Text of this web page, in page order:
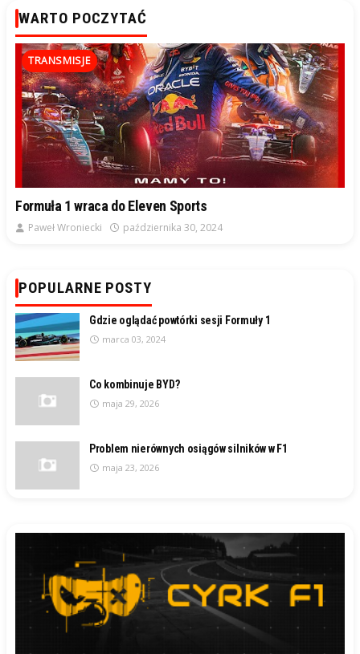
WARTO POCZYTAĆ
TRANSMISJE
Formuła 1 wraca do Eleven Sports
Paweł Wroniecki października 30, 2024
POPULARNE POSTY
Gdzie oglądać powtórki sesji Formuły 1
marca 03, 2024
Co kombinuje BYD?
maja 29, 2026
Problem nierównych osiągów silników w F1
maja 23, 2026